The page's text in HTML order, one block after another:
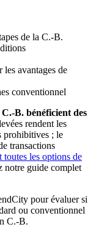
de la C.-B.
les avantages de
conventionnel
B. bénéficient des
rendent les
prohibitives ; le
transactions
les options de
notre guide complet
pour évaluer si
ou conventionnel
C.-B.